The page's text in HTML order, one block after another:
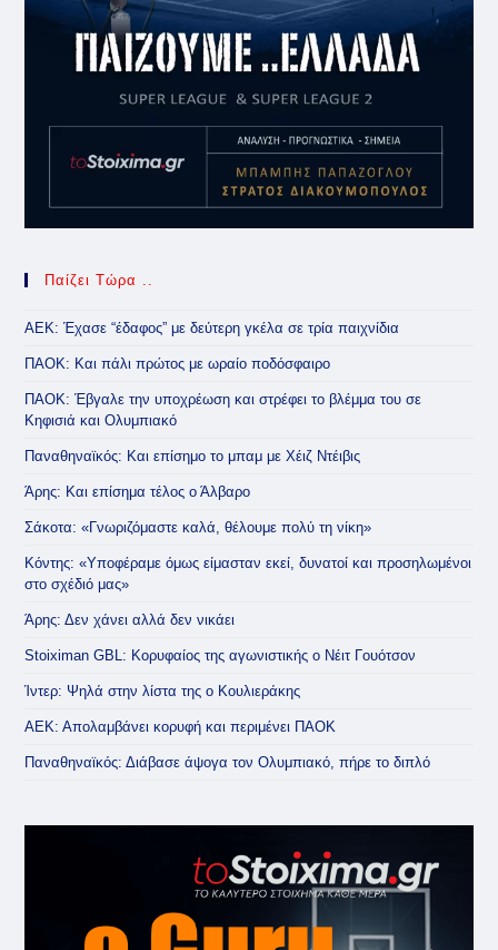
Παίζει Τώρα ..
ΑΕΚ: Έχασε “έδαφος” με δεύτερη γκέλα σε τρία παιχνίδια
ΠΑΟΚ: Και πάλι πρώτος με ωραίο ποδόσφαιρο
ΠΑΟΚ: Έβγαλε την υποχρέωση και στρέφει το βλέμμα του σε
Κηφισιά και Ολυμπιακό
Παναθηναϊκός: Και επίσημο το μπαμ με Χέιζ Ντέιβις
Άρης: Και επίσημα τέλος ο Άλβαρο
Σάκοτα: «Γνωριζόμαστε καλά, θέλουμε πολύ τη νίκη»
Κόντης: «Υποφέραμε όμως είμασταν εκεί, δυνατοί και προσηλωμένοι
στο σχέδιό μας»
Άρης: Δεν χάνει αλλά δεν νικάει
Stoiximan GBL: Κορυφαίος της αγωνιστικής ο Νέιτ Γουότσον
Ίντερ: Ψηλά στην λίστα της ο Κουλιεράκης
ΑΕΚ: Απολαμβάνει κορυφή και περιμένει ΠΑΟΚ
Παναθηναϊκός: Διάβασε άψογα τον Ολυμπιακό, πήρε το διπλό